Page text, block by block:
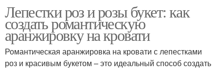
Лепестки роз и розы букет: как
создать романтическую
аранжировку на кровати
Романтическая аранжировка на кровати с лепестками
роз и красивым букетом – это идеальный способ создать